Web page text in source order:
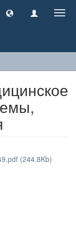
(244.8Kb)